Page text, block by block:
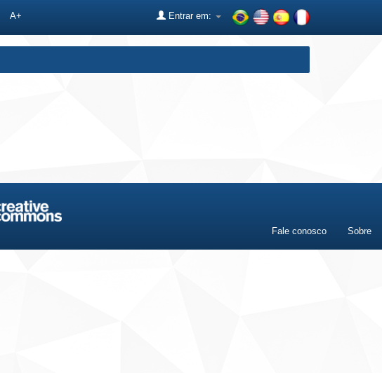
A+ Entrar em:
Fale conosco Sobre